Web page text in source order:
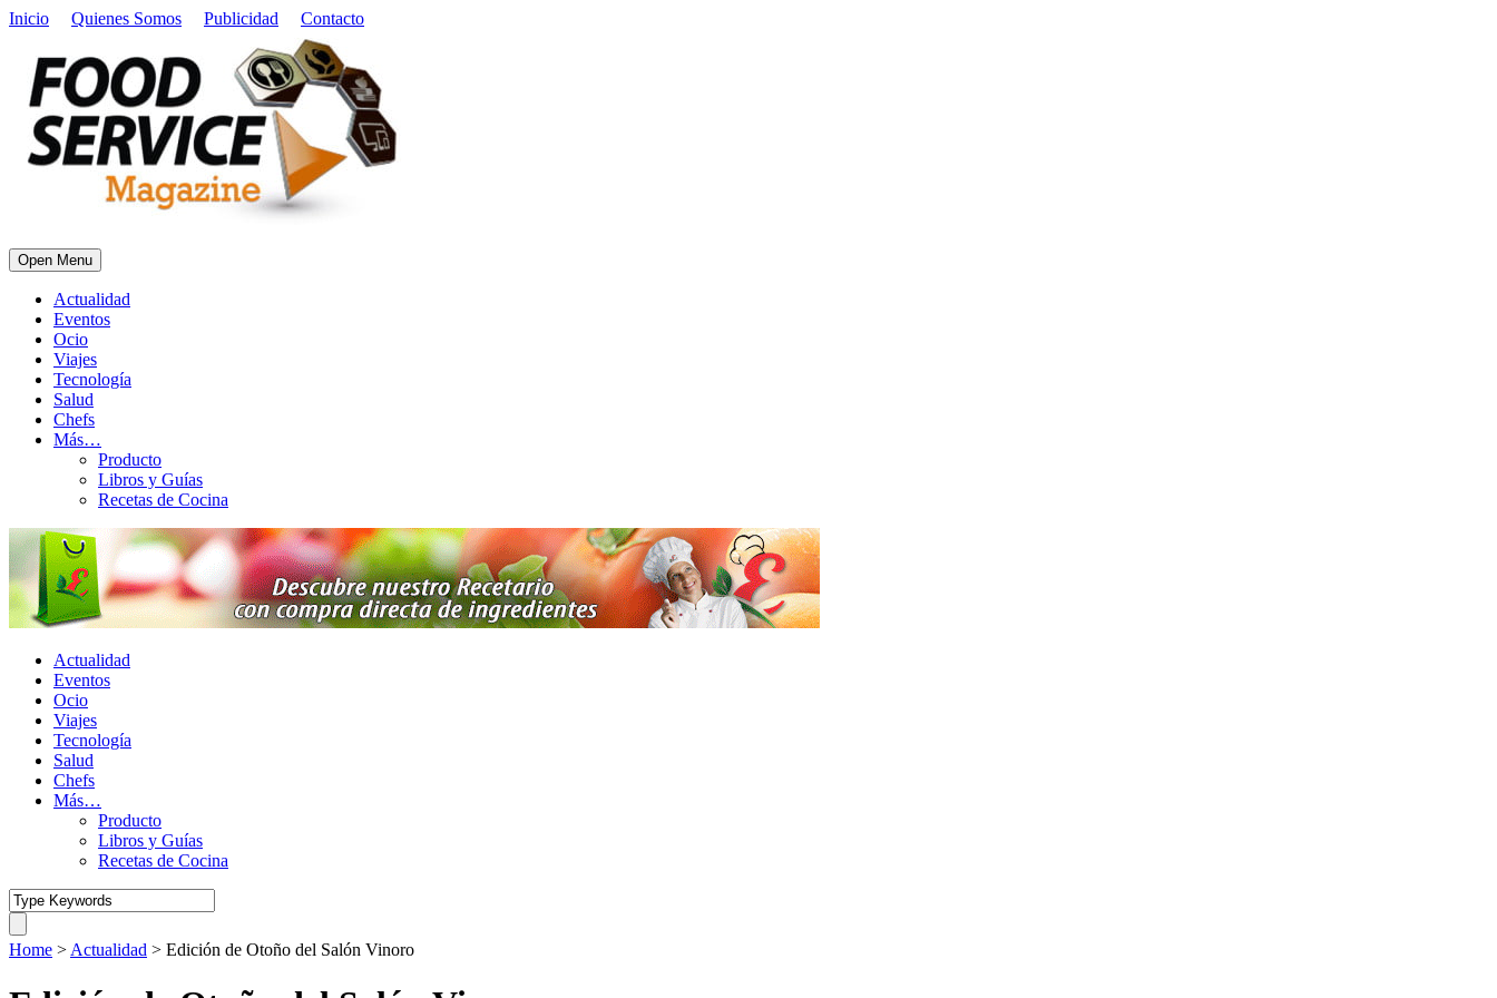
Inicio Quienes Somos Publicidad Contacto
Open Menu
Actualidad
Eventos
Ocio
Viajes
Tecnología
Salud
Chefs
Más…
Producto
Libros y Guías
Recetas de Cocina
Actualidad
Eventos
Ocio
Viajes
Tecnología
Salud
Chefs
Más…
Producto
Libros y Guías
Recetas de Cocina
Home > Actualidad > Edición de Otoño del Salón Vinoro